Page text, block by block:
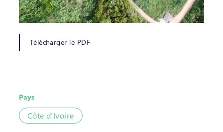
Télécharger le PDF
Pays
Côte d’Ivoire